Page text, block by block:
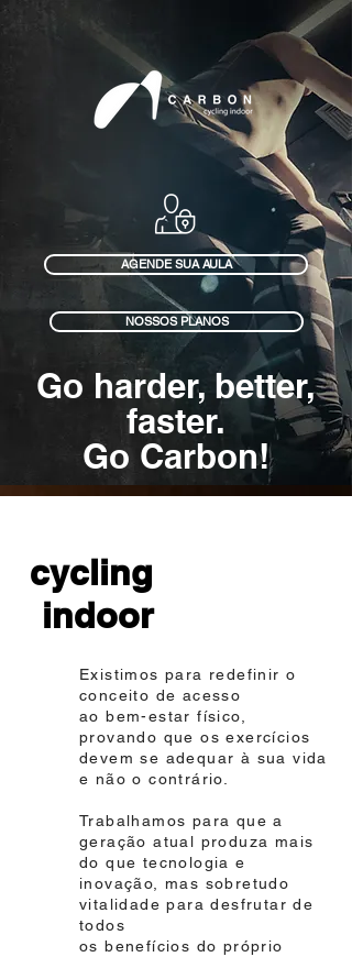
AGENDE SUA AULA
NOSSOS PLANOS
Go harder, better,
faster.
Go Carbon!
cycling
indoor
Existimos para redefinir o
conceito de acesso
ao bem-estar físico,
provando que os exercícios
devem se adequar à sua vida
e não o contrário.
Trabalhamos para que a
geração atual produza mais
do que tecnologia e
inovação, mas sobretudo
vitalidade para desfrutar de
todos
os benefícios do próprio